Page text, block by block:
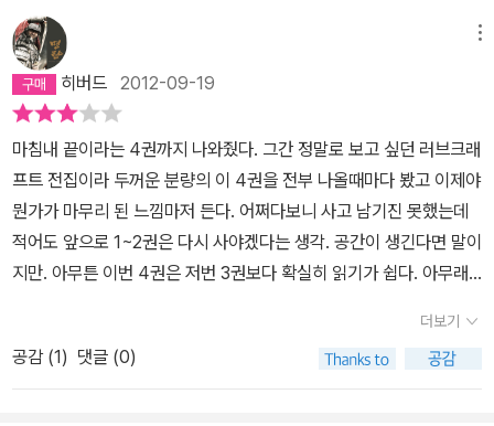
수 없는 존재들이 탄생할 수 있었을까? 이 밝혀지지 않은 실체들이
서재에 은둔한 어느 미국인의 상상으로만 이루어졌단 말인가? 물론
개별로 파고 들어가면, 하나하나가 허구인 것은 분명하다. 하지만 러
브크래프트가 모든 작품에서 확신하고 있는 믿음, 즉 인간은 세상의
지극히 일부만 이해하고 있으며 거대한 진실 앞에서 여지없이 무너진
다는 주제는 여전히 살아 숨쉰다. 과거에 신화가 설명할 수 없는 것을
납득하기 위해 창조된 이야기라면, 현대 신화는 그야말로 설명할 수
없는 것을 그대로 전한다. 그리하여 인간의 무지와 어리석음을 드러
내기 위해 사용된다. 러브크래프트는 현대 또는 고대의 역사, 익숙한
장소 또는 완전히 낯선 공간을 적절히 비틀어 공포를 전달하기 위해
애쓴다. 이것은 단순히 깜짝 놀라서 겁에 질리는, 혹은 분위기에 이끌
려 공포에 떠는 그러한 개념이 아니다. 인간이라는 존재가 감히 이해
히버드 2012-09-19
마침내 끝이라는 4권까지 나와줬다. 그간 정말로 보고 싶던 러브크래
프트 전집이라 두꺼운 분량의 이 4권을 전부 나올때마다 봤고 이제야
뭔가가 마무리 된 느낌마저 든다. 어쩌다보니 사고 남기진 못했는데
적어도 앞으로 1~2권은 다시 사야겠다는 생각. 공간이 생긴다면 말이
지만. 아무튼 이번 4권은 저번 3권보다 확실히 읽기가 쉽다. 아무래
르로 되돌아온 느낌이 들었다. 게다가 짧은 토막소설로 이뤄져 있으
니 한편을 읽는 데에 별달리 시간이 많이 걸리지도 않는다. 다만 앞서
의 1~2권과는 다소 격이 차이가 진다는 생각도 드는데...1~2권은 그
더보기
공감 (1) 댓글 (0)